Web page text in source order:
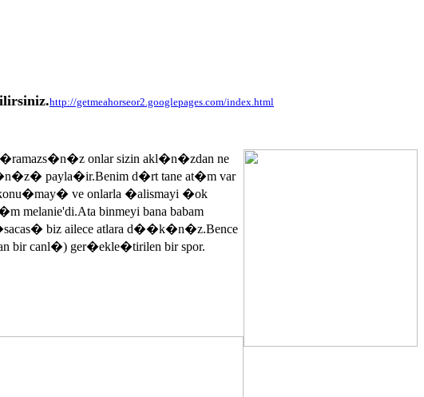
http://getmeahorseor2.googlepages.com/index.html
onlar sizin akl�n�zdan ne
payla�ir.Benim d�rt tane at�m var
konu�may� ve onlarla �alismayi �ok
binmeyi bana babam
biz ailece atlara d��k�n�z.Bence
bir canl�) ger�ekle�tirilen bir spor.